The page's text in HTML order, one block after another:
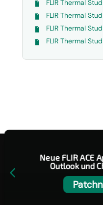
FLIR Thermal
FLIR Thermal
FLIR Thermal
FLIR Thermal
Neue FLIR ACE
Outlook und
4